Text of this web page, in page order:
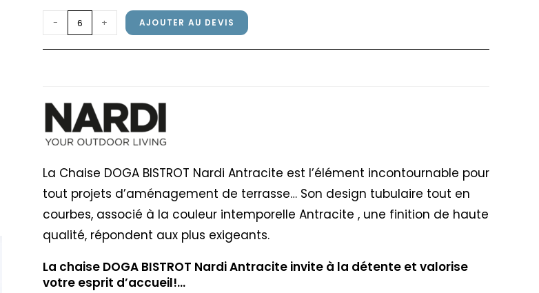
quantité
de
Chaise
Nardi
Antracite
- + AJOUTER AU DEVIS
La Chaise DOGA BISTROT Nardi Antracite est l’élément incontournable pour
tout projets d’aménagement de terrasse… Son design tubulaire tout en
courbes, associé à la couleur intemporelle Antracite , une finition de haute
qualité, répondent aux plus exigeants.
La chaise DOGA BISTROT Nardi Antracite invite à la détente et valorise
votre esprit d’accueil!…